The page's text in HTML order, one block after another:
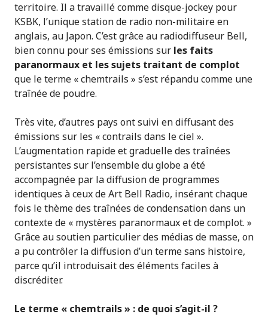
territoire. Il a travaillé comme disque-jockey pour
KSBK, l’unique station de radio non-militaire en
anglais, au Japon. C’est grâce au radiodiffuseur Bell,
bien connu pour ses émissions sur les faits
paranormaux et les sujets traitant de complot
que le terme « chemtrails » s’est répandu comme une
traînée de poudre.
Très vite, d’autres pays ont suivi en diffusant des
émissions sur les « contrails dans le ciel ».
L’augmentation rapide et graduelle des traînées
persistantes sur l’ensemble du globe a été
accompagnée par la diffusion de programmes
identiques à ceux de Art Bell Radio, insérant chaque
fois le thème des traînées de condensation dans un
contexte de « mystères paranormaux et de complot. »
Grâce au soutien particulier des médias de masse, on
a pu contrôler la diffusion d’un terme sans histoire,
parce qu’il introduisait des éléments faciles à
discréditer.
Le terme « chemtrails » : de quoi s’agit-il ?